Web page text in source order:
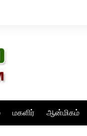
மகளிர் ஆன்மிகம்